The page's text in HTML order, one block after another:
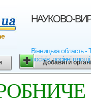
НАУКОВО-
Вінницька
посівів, посівні
Добавити